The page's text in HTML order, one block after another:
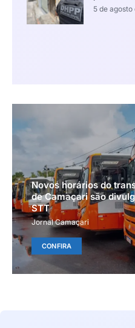
5 de agosto
Novos horários do
de Camaçari são
STT
Jornal Camaçari
CONFIRA